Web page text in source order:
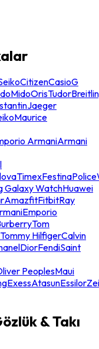
CitizenCasioG
MidoOrisTudor
Jaeger
Maurice
ArmaniArmani
TimexFestinaPolice
Galaxy WatchHuawei
AmazfitFitbitRay
Emporio
Tom
Tommy HilfigerCalvin
DiorFendiSaint
PeoplesMaui
ExessAtasunEssilor
& Takı